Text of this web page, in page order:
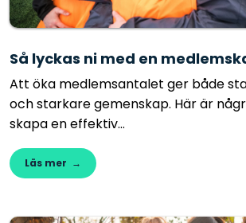
Så lyckas ni med en
Att öka medlemsantalet ger både
och starkare gemenskap. Här är
skapa en effektiv...
Läs mer →